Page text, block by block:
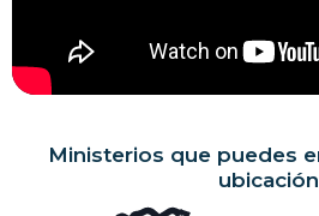
Ministerios que puedes
ubicación